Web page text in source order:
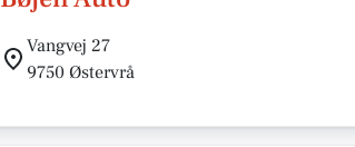
Vangvej 27
9750 Østervrå